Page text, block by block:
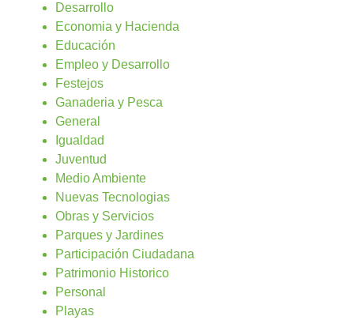
Desarrollo
Economia y Hacienda
Educación
Empleo y Desarrollo
Festejos
Ganaderia y Pesca
General
Igualdad
Juventud
Medio Ambiente
Nuevas Tecnologias
Obras y Servicios
Parques y Jardines
Participación Ciudadana
Patrimonio Historico
Personal
Playas